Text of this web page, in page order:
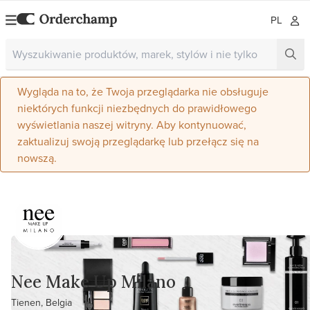
PL
Wygląda na to, że Twoja przeglądarka nie obsługuje
niektórych funkcji niezbędnych do prawidłowego
wyświetlania naszej witryny. Aby kontynuować,
zaktualizuj swoją przeglądarkę lub przełącz się na
nowszą.
Nee Make Up Milano
Tienen, Belgia